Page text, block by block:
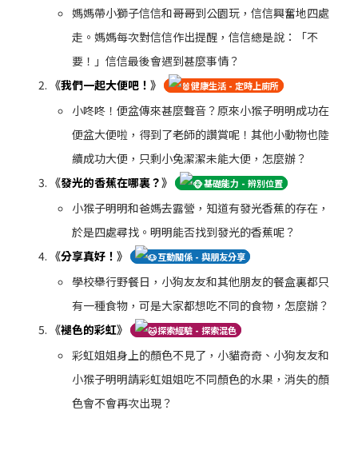
媽媽帶小獅子信信和哥哥到公園玩，信信興奮地四處
走。媽媽每次對信信作出提醒，信信總是說：「不
要！」信信最後會遇到甚麼事情？
《我們一起大便吧！ 》 健康生活 - 定時上廁所
小咚咚！便盆傳來甚麼聲音？原來小猴子明明成功在
便盆大便啦，得到了老師的讚賞呢！其他小動物也陸
續成功大便，只剩小兔潔潔未能大便，怎麼辦？
《發光的香蕉在哪裏？》 基礎能力 - 辨別位置
小猴子明明和爸媽去露營，知道有發光香蕉的存在，
於是四處尋找。明明能否找到發光的香蕉呢？
《分享真好！ 》 互動關係 - 與朋友分享
學校舉行野餐日，小狗友友和其他朋友的餐盒裏都只
有一種食物，可是大家都想吃不同的食物，怎麼辦？
《褪色的彩虹》 探索經驗 - 探索混色
彩虹姐姐身上的顏色不見了，小貓奇奇、小狗友友和
小猴子明明請彩虹姐姐吃不同顏色的水果，消失的顏
色會不會再次出現？